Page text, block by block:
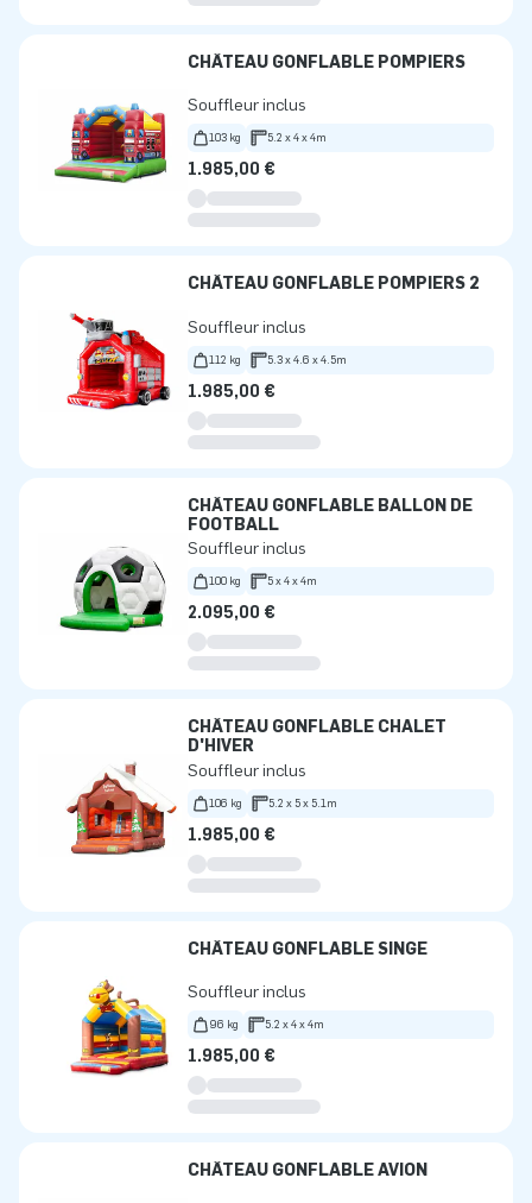
CHÂTEAU GONFLABLE POMPIERS
Souffleur inclus
103 kg 5.2 x 4 x 4m
1.985,00 €
CHÂTEAU GONFLABLE POMPIERS 2
Souffleur inclus
112 kg 5.3 x 4.6 x 4.5m
1.985,00 €
CHÂTEAU GONFLABLE BALLON DE
FOOTBALL
Souffleur inclus
100 kg 5 x 4 x 4m
2.095,00 €
CHÂTEAU GONFLABLE CHALET
D'HIVER
Souffleur inclus
106 kg 5.2 x 5 x 5.1m
1.985,00 €
CHÂTEAU GONFLABLE SINGE
Souffleur inclus
96 kg 5.2 x 4 x 4m
1.985,00 €
CHÂTEAU GONFLABLE AVION